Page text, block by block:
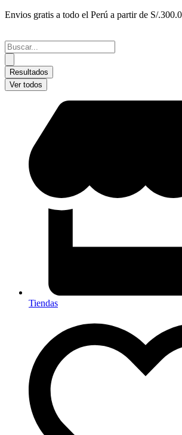
Ir
Envios gratis a todo el Perú a partir de S/
Search
...
Resultados
Ver todos
Tiendas